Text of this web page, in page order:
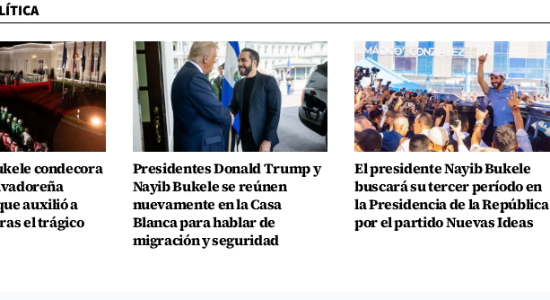
condecora
auxilió a
el trágico
Presidentes Donald Trump y
Nayib Bukele se reúnen
nuevamente en la Casa
Blanca para hablar de
migración y seguridad
El presidente Nayib Bukele
buscará su tercer período en
la Presidencia de la República
por el partido Nuevas Ideas